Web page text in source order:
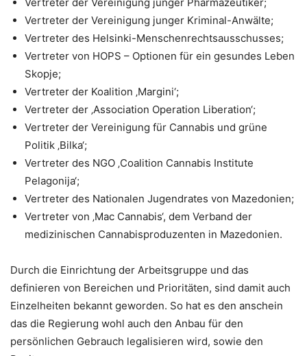
Vertreter der Vereinigung junger Kriminal-Anwälte;
Vertreter des Helsinki-Menschenrechtsausschusses;
Vertreter von HOPS – Optionen für ein gesundes Leben
Skopje;
Vertreter der Koalition ‚Margini‘;
Vertreter der ‚Association Operation Liberation‘;
Vertreter der Vereinigung für Cannabis und grüne
Politik ‚Bilka‘;
Vertreter des NGO ‚Coalition Cannabis Institute
Pelagonija‘;
Vertreter des Nationalen Jugendrates von Mazedonien;
Vertreter von ‚Mac Cannabis‘, dem Verband der
medizinischen Cannabisproduzenten in Mazedonien.
Durch die Einrichtung der Arbeitsgruppe und das
definieren von Bereichen und Prioritäten, sind damit auch
Einzelheiten bekannt geworden. So hat es den anschein
das die Regierung wohl auch den Anbau für den
persönlichen Gebrauch legalisieren wird, sowie den